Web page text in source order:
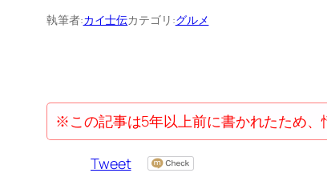
執筆者:カイ士伝カテゴリ:グルメ
※この記事は5年以上前に書かれたため、
Tweet